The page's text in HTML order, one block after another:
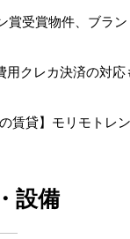
受賞物件、ブラ
クレカ決済の対応
貸】モリモトレ
設備